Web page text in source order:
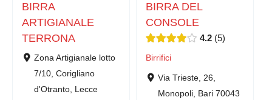
BIRRA
ARTIGIANALE
TERRONA
Zona Artigianale lotto
7/10, Corigliano
d'Otranto, Lecce
BIRRA DEL
CONSOLE
4.2 5
Birrifici
Via Trieste, 26,
Monopoli, Bari 70043